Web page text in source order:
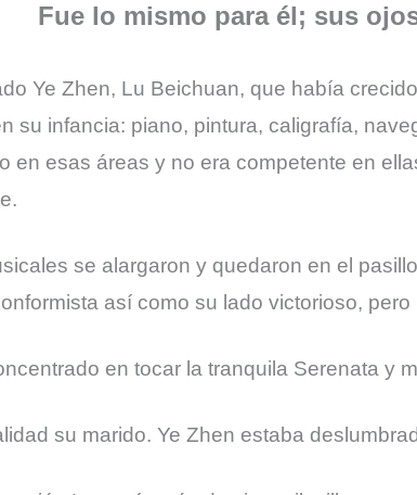
Fue lo mismo para él; sus
Ye Zhen, Lu Beichuan, que había
su infancia: piano, pintura, caligrafía,
en esas áreas y no era competente en
se alargaron y quedaron en el
así como su lado victorioso,
en tocar la tranquila Serenata y
su marido. Ye Zhen estaba